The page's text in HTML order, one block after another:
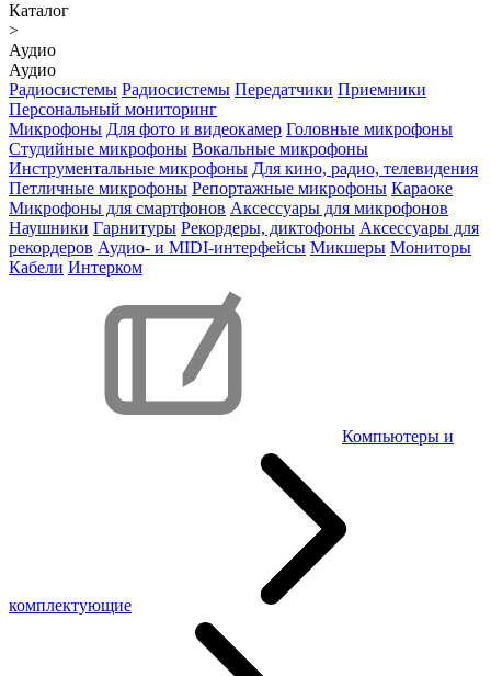
Каталог
>
Аудио
Аудио
Радиосистемы Радиосистемы Передатчики Приемники
Персональный мониторинг
Микрофоны Для фото и видеокамер Головные микрофоны
Студийные микрофоны Вокальные микрофоны
Инструментальные микрофоны Для кино, радио, телевидения
Петличные микрофоны Репортажные микрофоны Караоке
Микрофоны для смартфонов Аксессуары для микрофонов
Наушники Гарнитуры Рекордеры, диктофоны Аксессуары для
рекордеров Аудио- и MIDI-интерфейсы Микшеры Мониторы
Кабели Интерком
Компьютеры и
комплектующие